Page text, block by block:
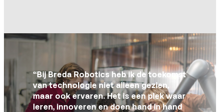
“Bij Breda Robotics heb ik de toekomst
van technologie niet alleen gezien,
maar ook ervaren. Het is een plek waar
leren, innoveren en doen hand in hand